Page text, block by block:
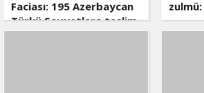
Faciası: 195 Azerbaycan
Türkü Sovyetlere teslim
edildi, kurşuna dizildi